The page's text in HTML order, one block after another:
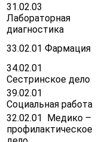
31.02.03
Лабораторная
диагностика
33.02.01 Фармация
34.02.01
Сестринское дело
39.02.01
Социальная работа
32.02.01 Медико –
профилактическое